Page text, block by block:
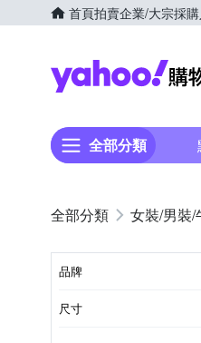
首頁拍賣企業/大宗採
全部分類
女裝/男裝/
品牌
尺寸